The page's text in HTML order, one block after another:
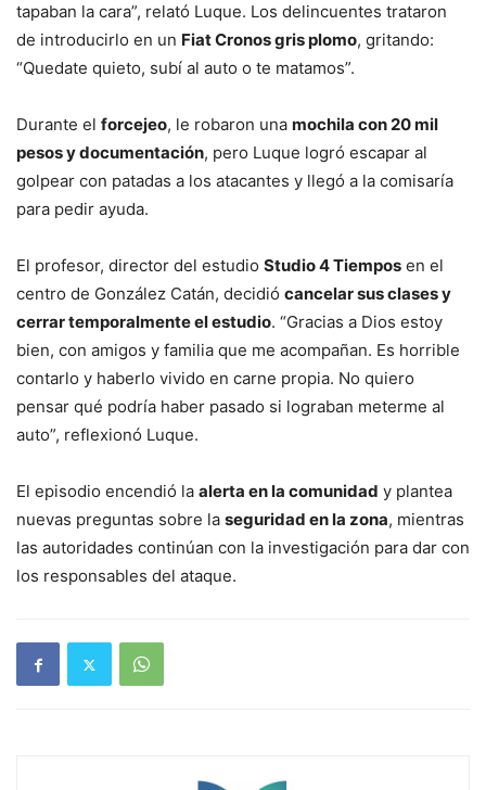
tapaban la cara”, relató Luque. Los delincuentes trataron
de introducirlo en un Fiat Cronos gris plomo, gritando:
“Quedate quieto, subí al auto o te matamos”.
Durante el forcejeo, le robaron una mochila con 20 mil
pesos y documentación, pero Luque logró escapar al
golpear con patadas a los atacantes y llegó a la comisaría
para pedir ayuda.
El profesor, director del estudio Studio 4 Tiempos en el
centro de González Catán, decidió cancelar sus clases y
cerrar temporalmente el estudio. “Gracias a Dios estoy
bien, con amigos y familia que me acompañan. Es horrible
contarlo y haberlo vivido en carne propia. No quiero
pensar qué podría haber pasado si lograban meterme al
auto”, reflexionó Luque.
El episodio encendió la alerta en la comunidad y plantea
nuevas preguntas sobre la seguridad en la zona, mientras
las autoridades continúan con la investigación para dar con
los responsables del ataque.